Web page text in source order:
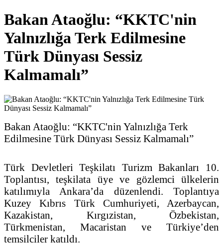
Bakan Ataoğlu: “KKTC'nin
Yalnızlığa Terk Edilmesine
Türk Dünyası Sessiz
Kalmamalı”
Bakan Ataoğlu: “KKTC'nin Yalnızlığa Terk
Edilmesine Türk Dünyası Sessiz Kalmamalı”
Türk Devletleri Teşkilatı Turizm Bakanları 10.
Toplantısı, teşkilata üye ve gözlemci ülkelerin
katılımıyla Ankara’da düzenlendi. Toplantıya
Kuzey Kıbrıs Türk Cumhuriyeti, Azerbaycan,
Kazakistan, Kırgızistan, Özbekistan,
Türkmenistan, Macaristan ve Türkiye’den
temsilciler katıldı.